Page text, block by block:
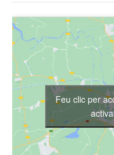
Feu clic per